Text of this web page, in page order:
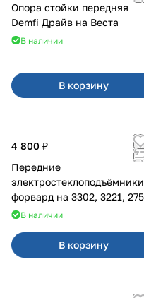
Опора стойки передняя
Demfi Драйв на Веста
В наличии
В корзину
4 800 ₽
Передние
электростеклоподъёмники
форвард на 3302, 3221, 2752,
2217В наличии
В корзину